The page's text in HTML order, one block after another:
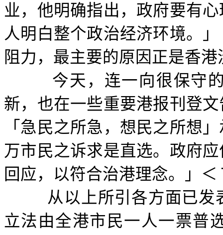
业，他明确指出，政府要有
人明白整个政治经济环境。
阻力，最主要的原因正是香
今天，连一向很保守
新，也在一些重要港报刊登
「急民之所急，想民之所想
万市民之诉求是直选。政府
回应，以符合治港理念。」＜
从以上所引各方面已
立法由全港市民一人一票普